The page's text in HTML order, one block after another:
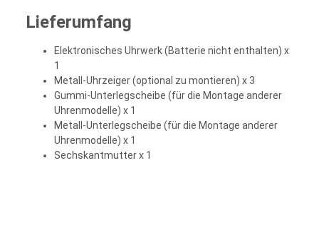
Lieferumfang
Elektronisches Uhrwerk (Batterie nicht enthalten) x
1
Metall-Uhrzeiger (optional zu montieren) x 3
Gummi-Unterlegscheibe (für die Montage anderer
Uhrenmodelle) x 1
Metall-Unterlegscheibe (für die Montage anderer
Uhrenmodelle) x 1
Sechskantmutter x 1